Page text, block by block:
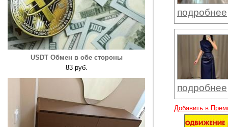
USDT Обмен в обе стороны
83 руб.
подробнее
подробнее
Добавить в